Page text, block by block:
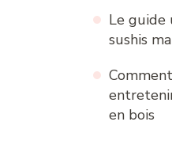
Le guide
sushis
en bois